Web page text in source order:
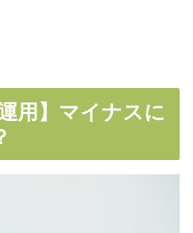
用】マイナスに